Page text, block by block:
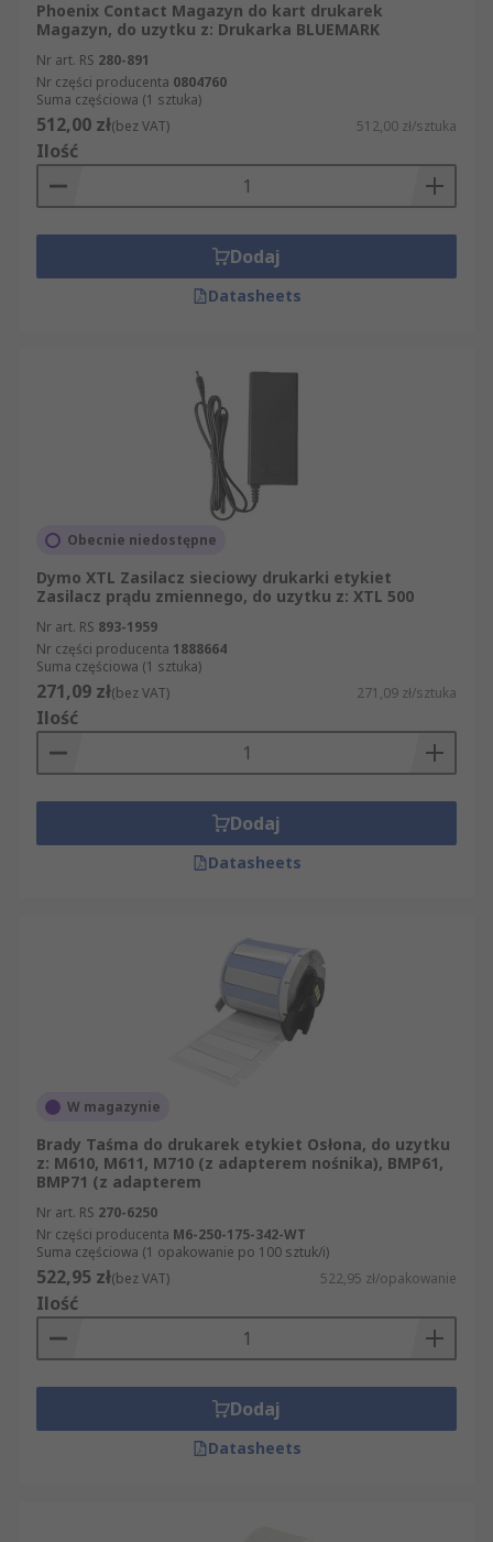
Phoenix Contact Magazyn do kart drukarek
Magazyn, do uzytku z: Drukarka BLUEMARK
Nr art. RS 280-891
Nr części producenta 0804760
Suma częściowa (1 sztuka)
512,00 zł(bez VAT) 512,00 zł/sztuka
Ilość
Dodaj
Datasheets
Obecnie niedostępne
Dymo XTL Zasilacz sieciowy drukarki etykiet
Zasilacz prądu zmiennego, do uzytku z: XTL 500
Nr art. RS 893-1959
Nr części producenta 1888664
Suma częściowa (1 sztuka)
271,09 zł(bez VAT) 271,09 zł/sztuka
Ilość
Dodaj
Datasheets
W magazynie
Brady Taśma do drukarek etykiet Osłona, do uzytku
z: M610, M611, M710 (z adapterem nośnika), BMP61,
BMP71 (z adapterem
Nr art. RS 270-6250
Nr części producenta M6-250-175-342-WT
Suma częściowa (1 opakowanie po 100 sztuk/i)
522,95 zł(bez VAT) 522,95 zł/opakowanie
Ilość
Dodaj
Datasheets